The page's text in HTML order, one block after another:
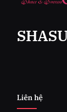
Liên hệ